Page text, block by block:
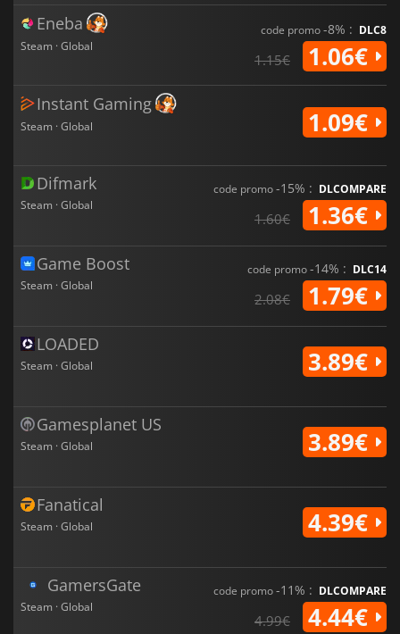
Eneba
Steam · Global
code promo-8% : DLC8
1.15€ 1.06€
Instant Gaming
Steam · Global 1.09€
Difmark
Steam · Global
code promo-15% : DLCOMPARE
1.60€ 1.36€
Game Boost
Steam · Global
code promo-14% : DLC14
2.08€ 1.79€
LOADED
Steam · Global 3.89€
Gamesplanet US
Steam · Global 3.89€
Fanatical
Steam · Global 4.39€
GamersGate
Steam · Global
code promo-11% : DLCOMPARE
4.99€ 4.44€